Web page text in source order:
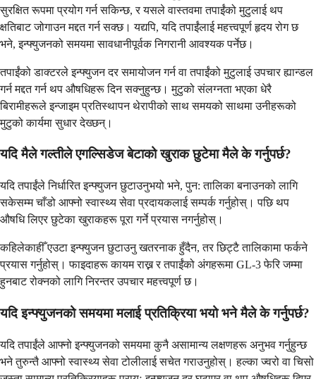
सुरक्षित रूपमा प्रयोग गर्न सकिन्छ, र यसले वास्तवमा तपाईंको मुटुलाई थप
क्षतिबाट जोगाउन मद्दत गर्न सक्छ। यद्यपि, यदि तपाईंलाई महत्त्वपूर्ण हृदय रोग छ
भने, इन्फ्युजनको समयमा सावधानीपूर्वक निगरानी आवश्यक पर्नेछ।
तपाईंको डाक्टरले इन्फ्युजन दर समायोजन गर्न वा तपाईंको मुटुलाई उपचार ह्यान्डल
गर्न मद्दत गर्न थप औषधिहरू दिन सक्नुहुन्छ। मुटुको संलग्नता भएका धेरै
बिरामीहरूले इन्जाइम प्रतिस्थापन थेरापीको साथ समयको साथमा उनीहरूको
मुटुको कार्यमा सुधार देख्छन्।
यदि मैले गल्तीले एगल्सिडेज बेटाको खुराक छुटेमा मैले के गर्नुपर्छ?
यदि तपाईंले निर्धारित इन्फ्युजन छुटाउनुभयो भने, पुन: तालिका बनाउनको लागि
सकेसम्म चाँडो आफ्नो स्वास्थ्य सेवा प्रदायकलाई सम्पर्क गर्नुहोस्। पछि थप
औषधि लिएर छुटेका खुराकहरू पूरा गर्ने प्रयास नगर्नुहोस्।
कहिलेकाहीँ एउटा इन्फ्युजन छुटाउनु खतरनाक हुँदैन, तर छिट्टै तालिकामा फर्कने
प्रयास गर्नुहोस्। फाइदाहरू कायम राख्न र तपाईंको अंगहरूमा GL-3 फेरि जम्मा
हुनबाट रोक्नको लागि निरन्तर उपचार महत्त्वपूर्ण छ।
यदि इन्फ्युजनको समयमा मलाई प्रतिक्रिया भयो भने मैले के गर्नुपर्छ?
यदि तपाईंले आफ्नो इन्फ्युजनको समयमा कुनै असामान्य लक्षणहरू अनुभव गर्नुहुन्छ
भने तुरुन्तै आफ्नो स्वास्थ्य सेवा टोलीलाई सचेत गराउनुहोस्। हल्का ज्वरो वा चिसो